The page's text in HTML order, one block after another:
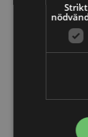
Nya
svenska
Detta
Strikt